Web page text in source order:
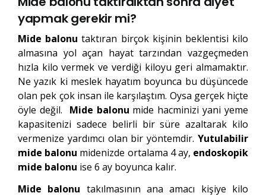
yapmak gerekir mi?
Mide balonu taktıran birçok kişinin beklentisi kilo
almasına yol açan hayat tarzından vazgeçmeden
hızla kilo vermek ve verdiği kiloyu geri almamaktır.
Ne yazık ki meslek hayatım boyunca bu düşüncede
olan pek çok insan ile karşılaştım. Oysa gerçek hiçte
öyle değil. Mide balonu mide hacminizi yani yeme
kapasitenizi sadece belirli bir süre azaltarak kilo
vermenize yardımcı olan bir yöntemdir. Yutulabilir
mide balonu midenizde ortalama 4 ay, endoskopik
mide balonu ise 6 ay boyunca kalır.
Mide balonu takılmasının ana amacı kişiye kilo